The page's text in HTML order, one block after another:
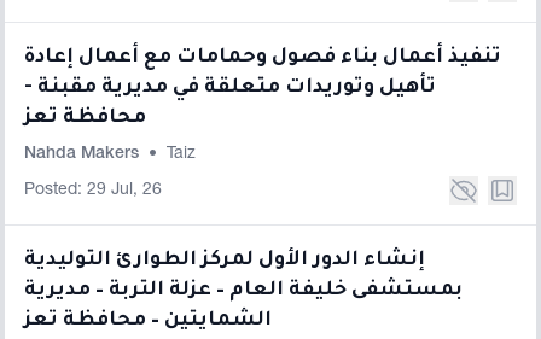
تنفيذ أعمال بناء فصول وحمامات مع أعمال إعادة
تأهيل وتوريدات متعلقة في مديرية مقبنة -
محافظة تعز
Nahda Makers • Taiz
Posted: 29 Jul, 26
إنشاء الدور الأول لمركز الطوارئ التوليدية
بمستشفى خليفة العام – عزلة التربة – مديرية
الشمايتين – محافظة تعز